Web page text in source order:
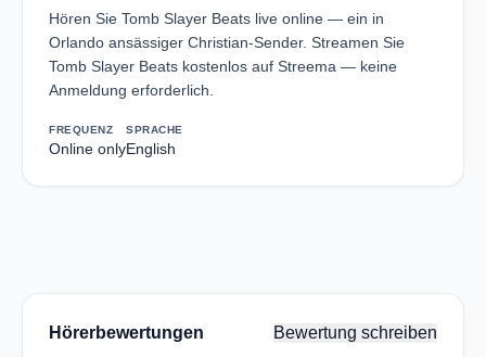
Hören Sie Tomb Slayer Beats live online — ein in
Orlando ansässiger Christian-Sender. Streamen Sie
Tomb Slayer Beats kostenlos auf Streema — keine
Anmeldung erforderlich.
FREQUENZ
Online only
SPRACHE
English
Hörerbewertungen Bewertung schreiben